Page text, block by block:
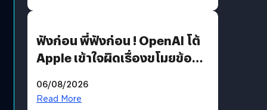
ฟังก่อน พี่ฟังก่อน ! OpenAI โต้
Apple เข้าใจผิดเรื่องขโมยข้อมูล
06/08/2026
Read More